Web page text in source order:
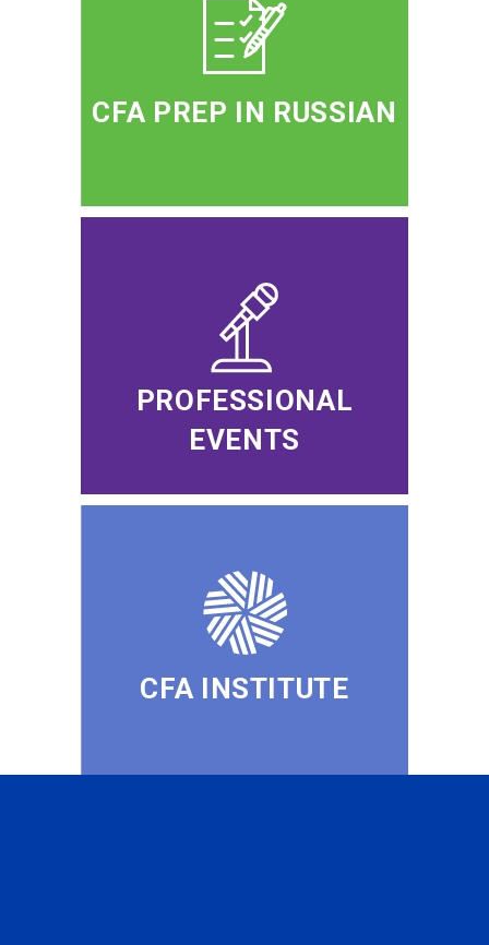
CFA PREP IN RUSSIAN
PROFESSIONAL
EVENTS
CFA INSTITUTE